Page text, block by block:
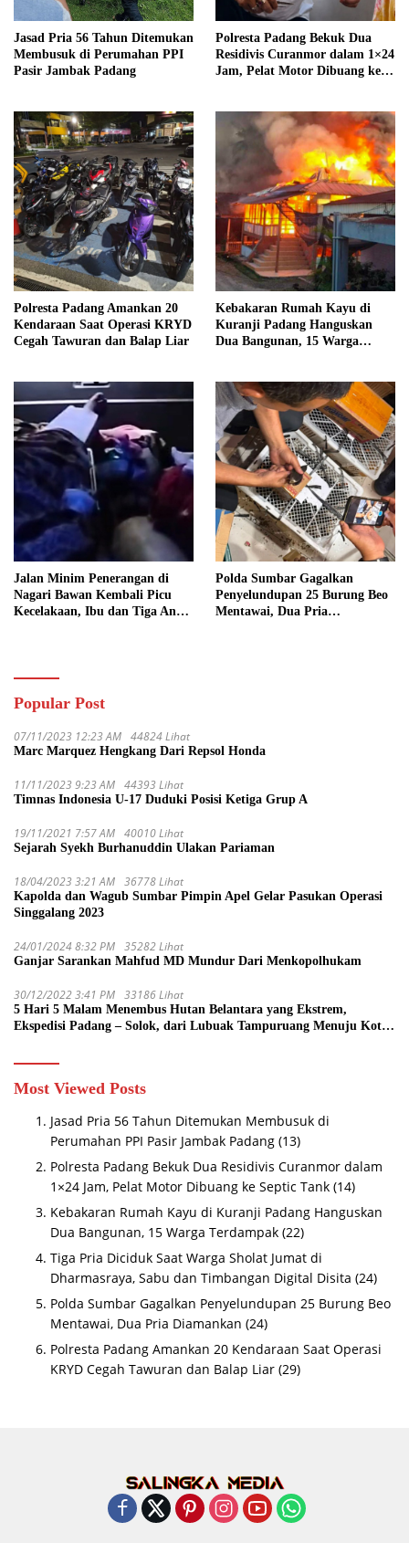
Jasad Pria 56 Tahun Ditemukan
Membusuk di Perumahan PPI
Pasir Jambak Padang
Polresta Padang Bekuk Dua
Residivis Curanmor dalam 1×24
Jam, Pelat Motor Dibuang ke
Polresta Padang Amankan 20
Kendaraan Saat Operasi KRYD
Cegah Tawuran dan Balap Liar
Kebakaran Rumah Kayu di
Kuranji Padang Hanguskan
Dua Bangunan, 15 Warga
Jalan Minim Penerangan di
Nagari Bawan Kembali Picu
Kecelakaan, Ibu dan Tiga Anak
Polda Sumbar Gagalkan
Penyelundupan 25 Burung Beo
Mentawai, Dua Pria
Popular Post
07/11/2023 12:23 AM 44824 Lihat
Marc Marquez Hengkang Dari Repsol Honda
11/11/2023 9:23 AM 44393 Lihat
Timnas Indonesia U-17 Duduki Posisi Ketiga Grup A
19/11/2021 7:57 AM 40010 Lihat
Sejarah Syekh Burhanuddin Ulakan Pariaman
18/04/2023 3:21 AM 36778 Lihat
Kapolda dan Wagub Sumbar Pimpin Apel Gelar Pasukan Operasi
Singgalang 2023
24/01/2024 8:32 PM 35282 Lihat
Ganjar Sarankan Mahfud MD Mundur Dari Menkopolhukam
30/12/2022 3:41 PM 33186 Lihat
5 Hari 5 Malam Menembus Hutan Belantara yang Ekstrem,
Ekspedisi Padang – Solok, dari Lubuak Tampuruang Menuju Koto
Most Viewed Posts
Jasad Pria 56 Tahun Ditemukan Membusuk di
Perumahan PPI Pasir Jambak Padang (13)
Polresta Padang Bekuk Dua Residivis Curanmor dalam
1×24 Jam, Pelat Motor Dibuang ke Septic Tank (14)
Kebakaran Rumah Kayu di Kuranji Padang Hanguskan
Dua Bangunan, 15 Warga Terdampak (22)
Tiga Pria Diciduk Saat Warga Sholat Jumat di
Dharmasraya, Sabu dan Timbangan Digital Disita (24)
Polda Sumbar Gagalkan Penyelundupan 25 Burung Beo
Mentawai, Dua Pria Diamankan (24)
Polresta Padang Amankan 20 Kendaraan Saat Operasi
KRYD Cegah Tawuran dan Balap Liar (29)